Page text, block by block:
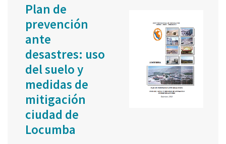
Plan de
prevención
ante
desastres: uso
del suelo y
medidas de
mitigación
ciudad de
Locumba